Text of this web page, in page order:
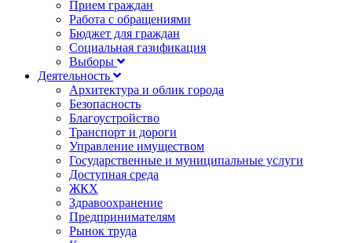
Прием граждан
Работа с обращениями
Бюджет для граждан
Социальная газификация
Выборы
Деятельность
Архитектура и облик города
Безопасность
Благоустройство
Транспорт и дороги
Управление имуществом
Государственные и муниципальные услуги
Доступная среда
ЖКХ
Здравоохранение
Предпринимателям
Рынок труда